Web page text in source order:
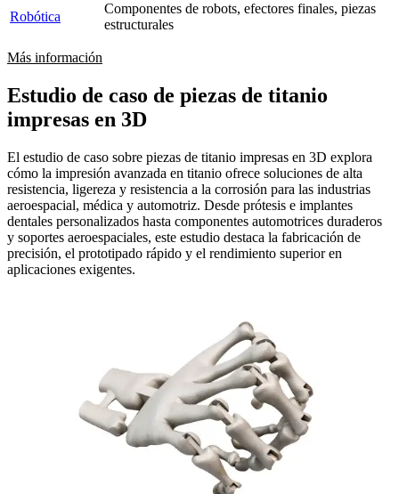
Robótica
Componentes de robots, efectores finales, piezas
estructurales
Más información
Estudio de caso de piezas de titanio
impresas en 3D
El estudio de caso sobre piezas de titanio impresas en 3D explora
cómo la impresión avanzada en titanio ofrece soluciones de alta
resistencia, ligereza y resistencia a la corrosión para las industrias
aeroespacial, médica y automotriz. Desde prótesis e implantes
dentales personalizados hasta componentes automotrices duraderos
y soportes aeroespaciales, este estudio destaca la fabricación de
precisión, el prototipado rápido y el rendimiento superior en
aplicaciones exigentes.